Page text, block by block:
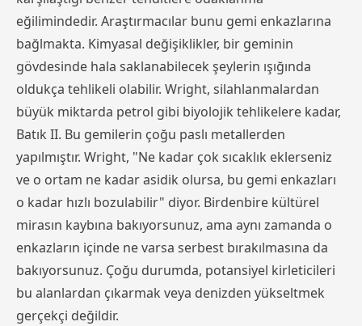
eğilimindedir. Araştırmacılar bunu gemi enkazlarına
bağlmakta. Kimyasal değişiklikler, bir geminin
gövdesinde hala saklanabilecek şeylerin ışığında
oldukça tehlikeli olabilir. Wright, silahlanmalardan
büyük miktarda petrol gibi biyolojik tehlikelere kadar,
Batık II. Bu gemilerin çoğu paslı metallerden
yapılmıştır. Wright, "Ne kadar çok sıcaklık eklerseniz
ve o ortam ne kadar asidik olursa, bu gemi enkazları
o kadar hızlı bozulabilir" diyor. Birdenbire kültürel
mirasın kaybına bakıyorsunuz, ama aynı zamanda o
enkazların içinde ne varsa serbest bırakılmasına da
bakıyorsunuz. Çoğu durumda, potansiyel kirleticileri
bu alanlardan çıkarmak veya denizden yükseltmek
gerçekçi değildir.